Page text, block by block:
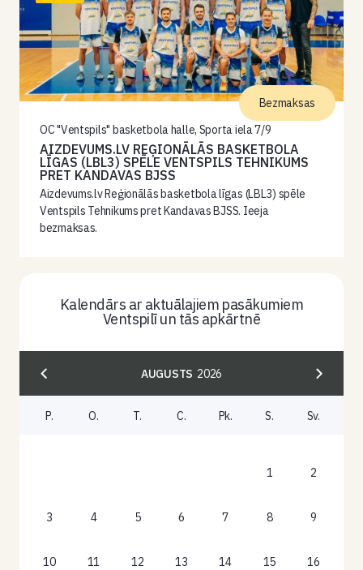
OC "Ventspils" basketbola halle, Sporta iela 7/9
AIZDEVUMS.LV REĢIONĀLĀS BASKETBOLA
LĪGAS (LBL3) SPĒLE VENTSPILS TEHNIKUMS
PRET KANDAVAS BJSS
Aizdevums.lv Reģionālās basketbola līgas (LBL3) spēle
Ventspils Tehnikums pret Kandavas BJSS. Ieeja
bezmaksas.
Bezmaksas
Kalendārs ar aktuālajiem pasākumiem
Ventspilī un tās apkārtnē
AUGUSTS 2026
P. O. T. C. Pk. S. Sv.
1 2
3 4 5 6 7 8 9
10 11 12 13 14 15 16